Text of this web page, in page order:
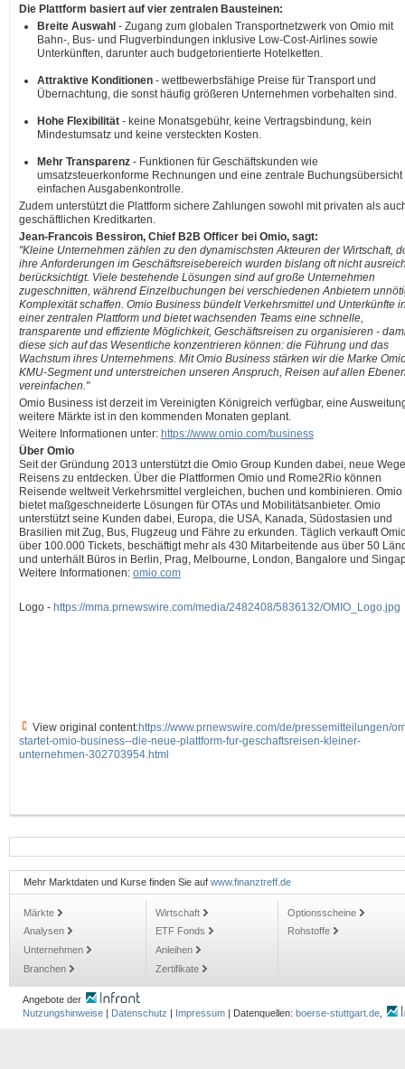
Die Plattform basiert auf vier zentralen Bausteinen:
Breite Auswahl - Zugang zum globalen Transportnetzwerk von Omio mit
Bahn-, Bus- und Flugverbindungen inklusive Low-Cost-Airlines sowie
Unterkünften, darunter auch budgetorientierte Hotelketten.
Attraktive Konditionen - wettbewerbsfähige Preise für Transport und
Übernachtung, die sonst häufig größeren Unternehmen vorbehalten sind.
Hohe Flexibilität - keine Monatsgebühr, keine Vertragsbindung, kein
Mindestumsatz und keine versteckten Kosten.
Mehr Transparenz - Funktionen für Geschäftskunden wie
umsatzsteuerkonforme Rechnungen und eine zentrale Buchungsübersicht
einfachen Ausgabenkontrolle.
Zudem unterstützt die Plattform sichere Zahlungen sowohl mit privaten als
geschäftlichen Kreditkarten.
Jean-Francois Bessiron, Chief B2B Officer bei Omio, sagt:
"Kleine Unternehmen zählen zu den dynamischsten Akteuren der Wirtschaft,
ihre Anforderungen im Geschäftsreisebereich wurden bislang oft nicht
berücksichtigt. Viele bestehende Lösungen sind auf große Unternehmen
zugeschnitten, während Einzelbuchungen bei verschiedenen Anbietern
Komplexität schaffen. Omio Business bündelt Verkehrsmittel und Unterkünfte
einer zentralen Plattform und bietet wachsenden Teams eine schnelle,
transparente und effiziente Möglichkeit, Geschäftsreisen zu organisieren -
diese sich auf das Wesentliche konzentrieren können: die Führung und das
Wachstum ihres Unternehmens. Mit Omio Business stärken wir die Marke
KMU-Segment und unterstreichen unseren Anspruch, Reisen auf allen
vereinfachen."
Omio Business ist derzeit im Vereinigten Königreich verfügbar, eine
weitere Märkte ist in den kommenden Monaten geplant.
Weitere Informationen unter: https://www.omio.com/business
Über Omio
Seit der Gründung 2013 unterstützt die Omio Group Kunden dabei, neue
Reisens zu entdecken. Über die Plattformen Omio und Rome2Rio können
Reisende weltweit Verkehrsmittel vergleichen, buchen und kombinieren. Omio
bietet maßgeschneiderte Lösungen für OTAs und Mobilitätsanbieter. Omio
unterstützt seine Kunden dabei, Europa, die USA, Kanada, Südostasien und
Brasilien mit Zug, Bus, Flugzeug und Fähre zu erkunden. Täglich verkauft
über 100.000 Tickets, beschäftigt mehr als 430 Mitarbeitende aus über 50
und unterhält Büros in Berlin, Prag, Melbourne, London, Bangalore und
Weitere Informationen: omio.com
Logo - https://mma.prnewswire.com/media/2482408/5836132/OMIO_Logo.jpg
View original content:https://www.prnewswire.com/de/pressemitteilungen/
startet-omio-business--die-neue-plattform-fur-geschaftsreisen-kleiner-
unternehmen-302703954.html
Mehr Marktdaten und Kurse finden Sie auf www.finanztreff.de
Märkte
Analysen
Unternehmen
Branchen
Wirtschaft
ETF Fonds
Anleihen
Zertifikate
Optionsscheine
Rohstoffe
Angebote der
Nutzungshinweise
Datenschutz Impressum | Datenquellen: boerse-stuttgart.de,